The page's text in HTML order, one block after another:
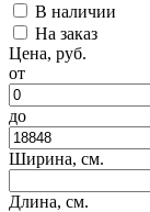
В наличии
На заказ
Цена, руб.
от
до
Ширина, см.
Длина, см.